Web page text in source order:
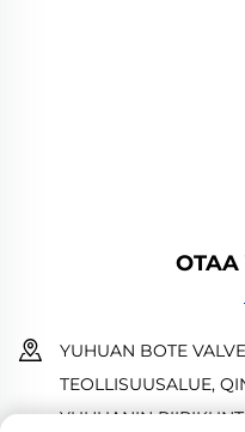
OTAA
YUHUAN BOTE
TEOLLISUUSALUE,
YUHUANIN